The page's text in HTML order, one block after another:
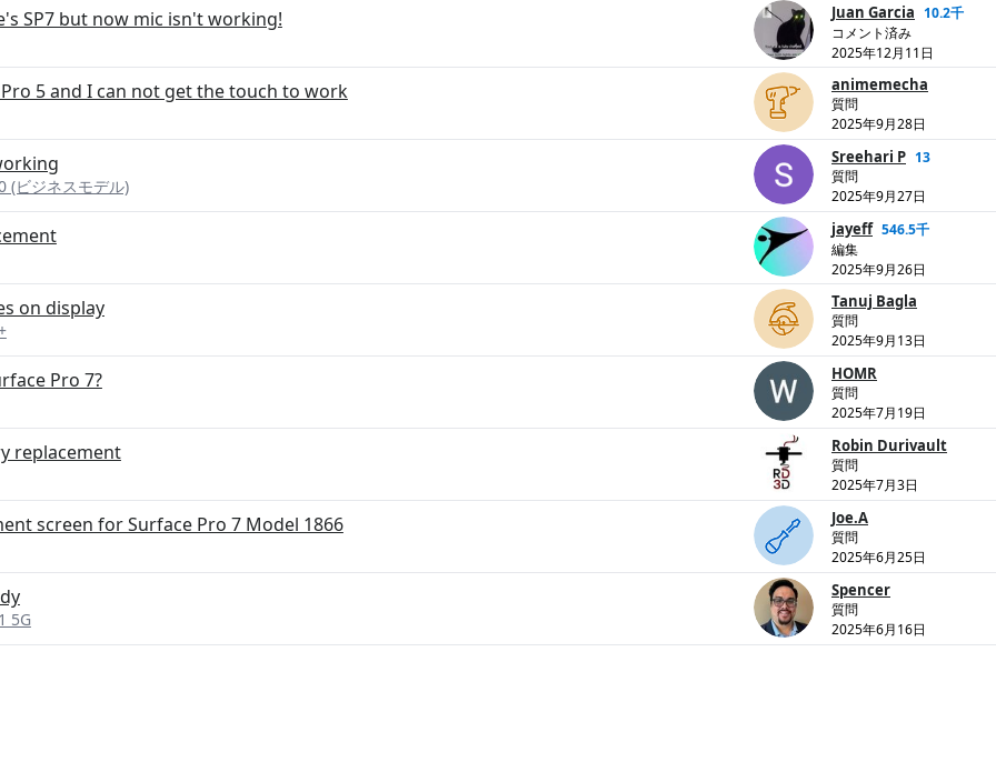
SP7 but now mic isn't working! Juan Garcia 10.2千
コメント済み
2025年12月11日
5 and I can not get the touch to work animemecha
質問
2025年9月28日
ビジネスモデル)
Sreehari P 13
質問
2025年9月27日
jayeff 546.5千
編集
2025年9月26日
on display Tanuj Bagla
質問
2025年9月13日
Pro 7? HOMR
質問
2025年7月19日
replacement Robin Durivault
質問
2025年7月3日
screen for Surface Pro 7 Model 1866 Joe.A
質問
2025年6月25日
5G
Spencer
質問
2025年6月16日